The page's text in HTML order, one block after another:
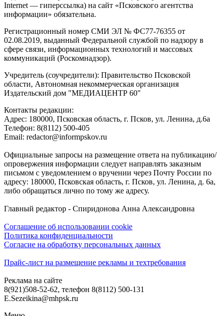
Internet — гиперссылка) на сайт «Псковского агентства
информации» обязательна.
Регистрационный номер СМИ ЭЛ № ФС77-76355 от
02.08.2019, выданный Федеральной службой по надзору в
сфере связи, информационных технологий и массовых
коммуникаций (Роскомнадзор).
Учредитель (соучредители): Правительство Псковской
области, Автономная некоммерческая организация
Издательский дом "МЕДИАЦЕНТР 60"
Контакты редакции:
Адреc: 180000, Псковская область, г. Псков, ул. Ленина, д.6а
Телефон: 8(8112) 500-405
Email: redactor@informpskov.ru
Официальные запросы на размещение ответа на публикацию/
опровержения информации следует направлять заказным
письмом с уведомлением о вручении через Почту России по
адресу: 180000, Псковская область, г. Псков, ул. Ленина, д. 6а,
либо обращаться лично по тому же адресу.
Главный редактор - Спиридонова Анна Александровна
Соглашение об использовании cookie
Политика конфиденциальности
Согласие на обработку персональных данных
Прайс-лист на размещение рекламы и техтребования
Реклама на сайте
8(921)508-52-62, телефон 8(8112) 500-131
E.Sezeikina@mhpsk.ru